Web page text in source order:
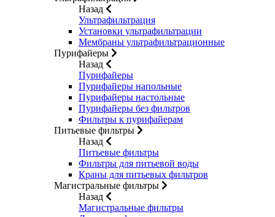
Назад
Ультрафильтрация
Установки ультрафильтрации
Мембраны ультрафильтрационные
Пурифайеры
Назад
Пурифайеры
Пурифайеры напольные
Пурифайеры настольные
Пурифайеры без фильтров
Фильтры к пурифайерам
Питьевые фильтры
Назад
Питьевые фильтры
Фильтры для питьевой воды
Краны для питьевых фильтров
Магистральные фильтры
Назад
Магистральные фильтры